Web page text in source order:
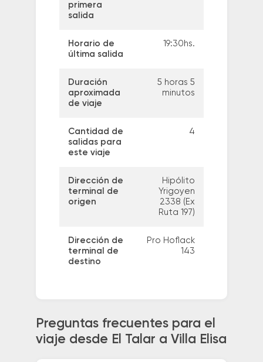
primera
salida
Horario de
última salida
19:30hs.
Duración
aproximada
de viaje
5 horas 5
minutos
Cantidad de
salidas para
este viaje
4
Dirección de
terminal de
origen
Hipólito
Yrigoyen
2338 (Ex
Ruta 197)
Dirección de
terminal de
destino
Pro Hoflack
143
Preguntas frecuentes para el
viaje desde El Talar a Villa Elisa